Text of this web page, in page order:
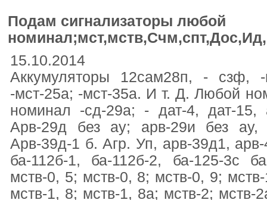
Подам сигнализаторы любой
15.10.2014
Аккумуляторы 12сам28п, - сзф,
-мст-25а; -мст-35а. И т. Д. Любой
номинал -сд-29а; - дат-4, дат-15,
Арв-29д без ау; арв-29и без
Арв-39д-1 б. Агр. Уп, арв-39д1,
ба-112б-1, ба-112б-2, ба-125-3с
мств-0, 5; мств-0, 8; мств-0, 9;
мств-1, 8; мств-1, 8а; мств-2; мств-